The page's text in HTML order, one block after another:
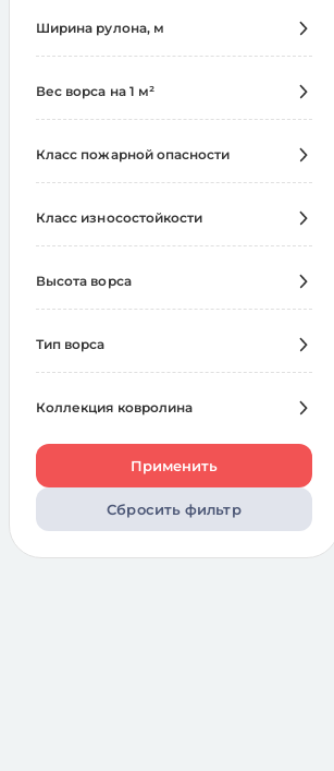
Ширина рулона, м
Вес ворса на 1 м²
450 240
1100 480
Класс пожарной опасности
КМ2
Класс износостойкости
33 1680
Высота ворса
Низкая (до 6 мм)
Тип ворса
Петлевой
Коллекция ковролина
Выбрать всё
Арена 120
Коко 360
Применить
Сбросить фильтр